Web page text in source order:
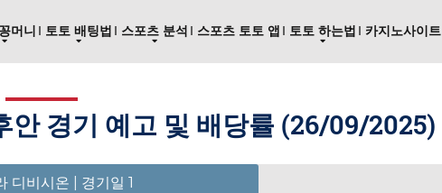
머니 토토 배팅법 스포츠 분석 스포츠 토토 앱 토토 하는법 카지노사이트
경기 예고 및 배당률 (26/09/2025)
디비시온 | 경기일 1